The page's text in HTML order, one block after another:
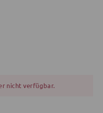
nicht verfügbar.